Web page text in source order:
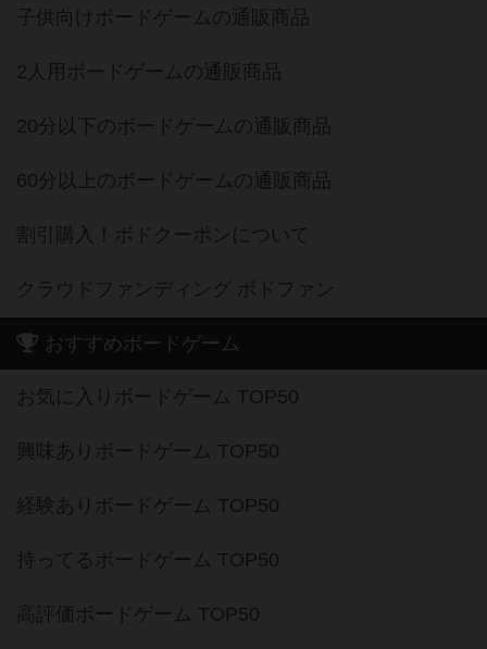
子供向けボードゲームの通販商品
2人用ボードゲームの通販商品
20分以下のボードゲームの通販商品
60分以上のボードゲームの通販商品
割引購入！ボドクーポンについて
クラウドファンディング ボドファン
おすすめボードゲーム
お気に入りボードゲーム TOP50
興味ありボードゲーム TOP50
経験ありボードゲーム TOP50
持ってるボードゲーム TOP50
高評価ボードゲーム TOP50